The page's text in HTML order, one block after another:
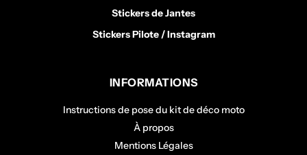
Stickers de Jantes
Stickers Pilote / Instagram
INFORMATIONS
Instructions de pose du kit de déco moto
À propos
Mentions Légales